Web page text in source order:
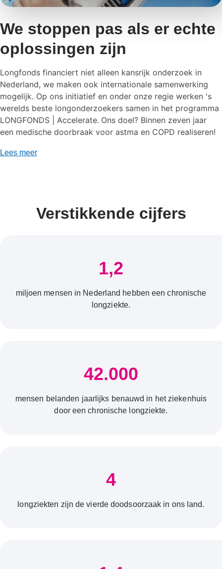
We stoppen pas als er echte
oplossingen zijn
Longfonds financiert niet alleen kansrijk onderzoek in
Nederland, we maken ook internationale samenwerking
mogelijk. Op ons initiatief en onder onze regie werken 's
werelds beste longonderzoekers samen in het programma
LONGFONDS | Accelerate. Ons doel? Binnen zeven jaar
een medische doorbraak voor astma en COPD realiseren!
Lees meer
Verstikkende cijfers
1,2
miljoen mensen in Nederland hebben een chronische
longziekte.
42.000
mensen belanden jaarlijks benauwd in het ziekenhuis
door een chronische longziekte.
4
longziekten zijn de vierde doodsoorzaak in ons land.